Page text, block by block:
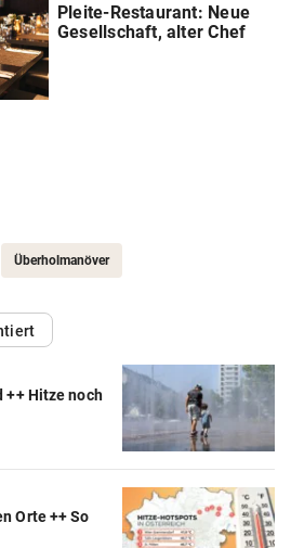
Pleite-Restaurant: Neue
Gesellschaft, alter Chef
Überholmanöver
++ Hitze noch
Orte ++ So